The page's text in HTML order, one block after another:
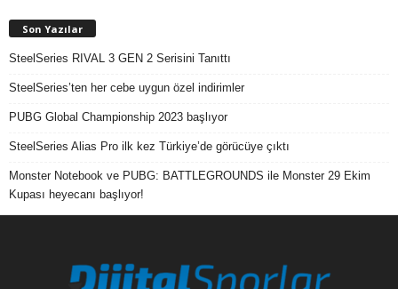
Son Yazılar
SteelSeries RIVAL 3 GEN 2 Serisini Tanıttı
SteelSeries’ten her cebe uygun özel indirimler
PUBG Global Championship 2023 başlıyor
SteelSeries Alias Pro ilk kez Türkiye’de görücüye çıktı
Monster Notebook ve PUBG: BATTLEGROUNDS ile Monster 29 Ekim
Kupası heyecanı başlıyor!